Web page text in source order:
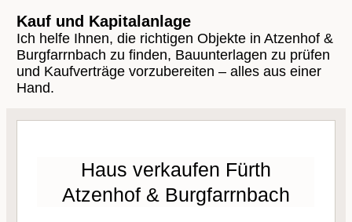
Kauf und Kapitalanlage
Ich helfe Ihnen, die richtigen Objekte in Atzenhof &
Burgfarrnbach zu finden, Bauunterlagen zu prüfen
und Kaufverträge vorzubereiten – alles aus einer
Hand.
Haus verkaufen Fürth
Atzenhof & Burgfarrnbach